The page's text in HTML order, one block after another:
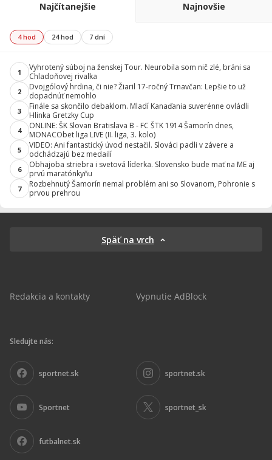
Najčítanejšie Najnovšie
4 hod 24 hod 7 dní
1
Vyhrotený súboj na ženskej Tour. Neurobila som nič zlé, bráni sa
Chladoňovej rivalka
2
Dvojgólový hrdina, či nie? Žiaril 17-ročný Trnavčan: Lepšie to už
dopadnúť nemohlo
3
Finále sa skončilo debaklom. Mladí Kanaďania suverénne ovládli
Hlinka Gretzky Cup
4
ONLINE: ŠK Slovan Bratislava B - FC ŠTK 1914 Šamorín dnes,
MONACObet liga LIVE (II. liga, 3. kolo)
5
VIDEO: Ani fantastický úvod nestačil. Slováci padli v závere a
odchádzajú bez medailí
6
Obhajoba striebra i svetová líderka. Slovensko bude mať na ME aj
prvú maratónkyňu
7
Rozbehnutý Šamorín nemal problém ani so Slovanom, Pohronie s
prvou prehrou
Späť na vrch
Redakcia a kontakty Vypnutie AdBlock
Sledujte nás:
sportnet.sk sportnet.sk
Sportnet sportnet_sk
futbalnet.sk